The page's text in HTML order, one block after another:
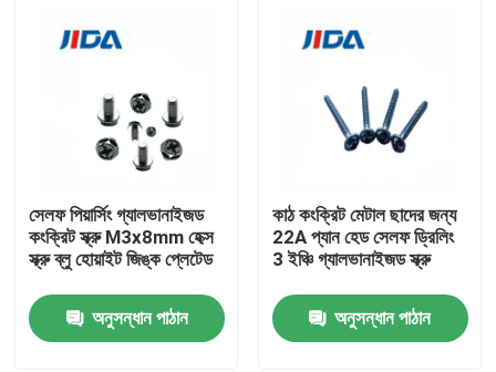
আমাদের সম্বন্ধে
কারখানা পরিদর্শন
গুণমান নিয়ন্ত্রণ
সেলফ পিয়ার্সিং গ্যালভানাইজড
কংক্রিট স্ক্রু M3x8mm হেক্স
স্ক্রু ব্লু হোয়াইট জিঙ্ক প্লেটেড
অনুসন্ধান পাঠান
কাঠ কংক্রিট মেটাল ছাদের জন্য
22A প্যান হেড সেলফ ড্রিলিং
3 ইঞ্চি গ্যালভানাইজড স্ক্রু
অনুসন্ধান পাঠান